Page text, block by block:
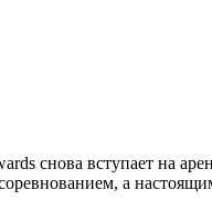
снова вступает на
а